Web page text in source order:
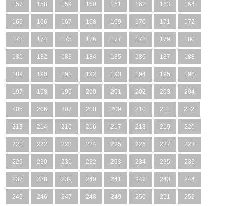
157 158 159 160 161 162 163 164
165 166 167 168 169 170 171 172
173 174 175 176 177 178 179 180
181 182 183 184 185 186 187 188
189 190 191 192 193 194 195 196
197 198 199 200 201 202 203 204
205 206 207 208 209 210 211 212
213 214 215 216 217 218 219 220
221 222 223 224 225 226 227 228
229 230 231 232 233 234 235 236
237 238 239 240 241 242 243 244
245 246 247 248 249 250 251 252